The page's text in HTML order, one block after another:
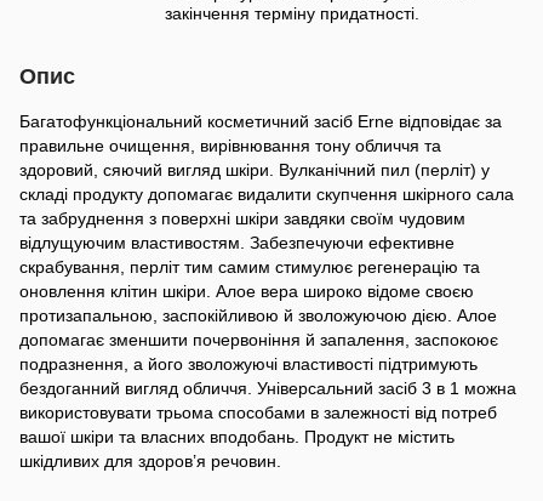
закінчення терміну придатності.
Опис
Багатофункціональний косметичний засіб Erne відповідає за
правильне очищення, вирівнювання тону обличчя та
здоровий, сяючий вигляд шкіри. Вулканічний пил (перліт) у
складі продукту допомагає видалити скупчення шкірного сала
та забруднення з поверхні шкіри завдяки своїм чудовим
відлущуючим властивостям. Забезпечуючи ефективне
скрабування, перліт тим самим стимулює регенерацію та
оновлення клітин шкіри. Алое вера широко відоме своєю
протизапальною, заспокійливою й зволожуючою дією. Алое
допомагає зменшити почервоніння й запалення, заспокоює
подразнення, а його зволожуючі властивості підтримують
бездоганний вигляд обличчя. Універсальний засіб 3 в 1 можна
використовувати трьома способами в залежності від потреб
вашої шкіри та власних вподобань. Продукт не містить
шкідливих для здоров’я речовин.